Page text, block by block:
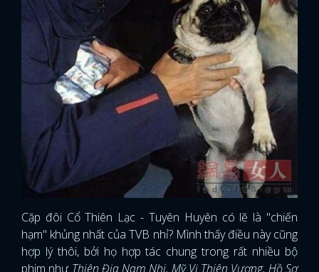
Cặp đôi Cổ Thiên Lạc - Tuyên Huyên có lẽ là "chiến
hạm" khủng nhất của TVB nhỉ? Mình thấy điều này cũng
hợp lý thôi, bởi họ hợp tác chung trong rất nhiều bộ
phim như Thiên Địa Nam Nhi, Mỹ Vị Thiên Vương, Hồ Sơ